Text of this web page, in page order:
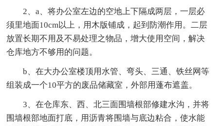
2、a、将办公室左边的空地上下隔成两层，一层必
须里地面10cm以上，用木版铺成，起到防潮作用。二层
放置长期不用及不易处理之物品，增大使用空间，解决
仓库地方不够用的问题。
b、在大办公室楼顶用水管、弯头、三通、铁丝网等
组装成一个10平方的废品储藏室，外部用蓬布遮盖。
3、在仓库东、西、北三面围墙根部修建水沟，并将
围墙根部地面打底，用沥青将围墙与底边粘合，使水能